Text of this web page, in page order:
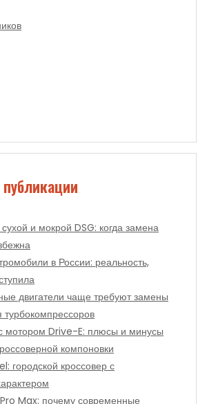
и мокрой DSG: когда замена
в России: реальность,
двигатели чаще требуют замены
турбокомпрессоров
мотором Drive-E: плюсы и минусы
компоновки
городской кроссовер с
Max: почему современные